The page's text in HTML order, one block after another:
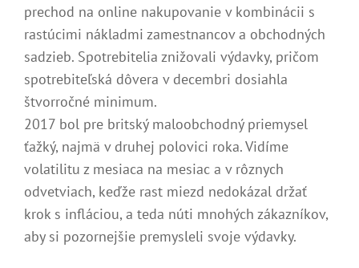
prechod na online nakupovanie v kombinácii s
rastúcimi nákladmi zamestnancov a obchodných
sadzieb. Spotrebitelia znižovali výdavky, pričom
spotrebiteľská dôvera v decembri dosiahla
štvorročné minimum.
2017 bol pre britský maloobchodný priemysel
ťažký, najmä v druhej polovici roka. Vidíme
volatilitu z mesiaca na mesiac a v rôznych
odvetviach, keďže rast miezd nedokázal držať
krok s infláciou, a teda núti mnohých zákazníkov,
aby si pozornejšie premysleli svoje výdavky.